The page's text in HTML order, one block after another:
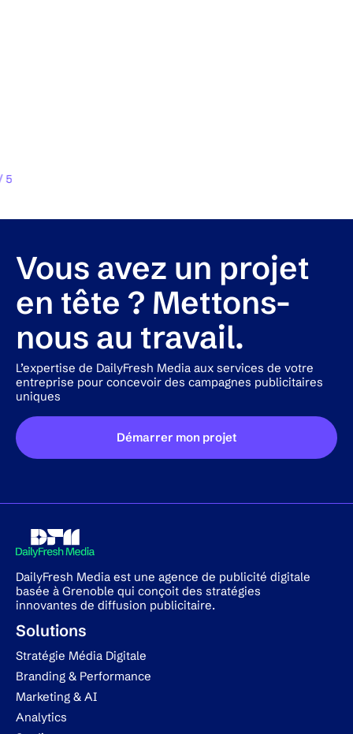
5
Vous avez un projet
en tête ? Mettons-
nous au travail.
L’expertise de DailyFresh Media aux services de votre
entreprise pour concevoir des campagnes publicitaires
uniques
Démarrer mon projet
DailyFresh Media est une agence de publicité digitale
basée à Grenoble qui conçoit des stratégies
innovantes de diffusion publicitaire.
Solutions
Stratégie Média Digitale
Branding & Performance
Marketing & AI
Analytics